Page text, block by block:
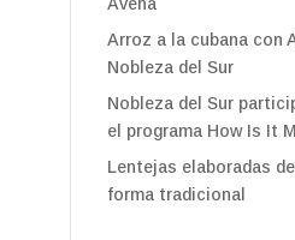
Arroz a la cubana con
Nobleza del Sur
Nobleza del Sur
el programa How Is It
Lentejas elaboradas de
forma tradicional